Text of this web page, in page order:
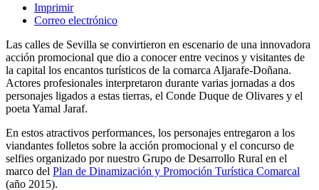
Imprimir
Correo electrónico
Las calles de Sevilla se convirtieron en escenario de una innovadora
acción promocional que dio a conocer entre vecinos y visitantes de
la capital los encantos turísticos de la comarca Aljarafe-Doñana.
Actores profesionales interpretaron durante varias jornadas a dos
personajes ligados a estas tierras, el Conde Duque de Olivares y el
poeta Yamal Jaraf.
En estos atractivos performances, los personajes entregaron a los
viandantes folletos sobre la acción promocional y el concurso de
selfies organizado por nuestro Grupo de Desarrollo Rural en el
marco del Plan de Dinamización y Promoción Turística Comarcal
(año 2015).